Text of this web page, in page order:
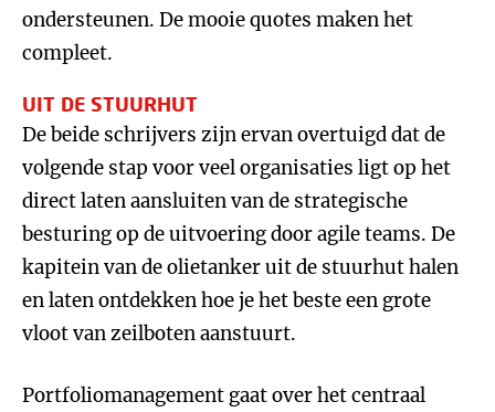
ondersteunen. De mooie quotes maken het
compleet.
UIT DE STUURHUT
De beide schrijvers zijn ervan overtuigd dat de
volgende stap voor veel organisaties ligt op het
direct laten aansluiten van de strategische
besturing op de uitvoering door agile teams. De
kapitein van de olietanker uit de stuurhut halen
en laten ontdekken hoe je het beste een grote
vloot van zeilboten aanstuurt.
Portfoliomanagement gaat over het centraal